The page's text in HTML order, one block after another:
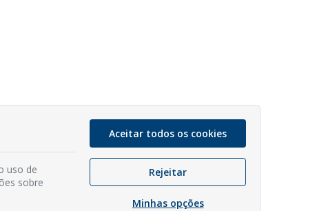
uso de
sobre
Aceitar todos os cookies
Rejeitar
Minhas opções